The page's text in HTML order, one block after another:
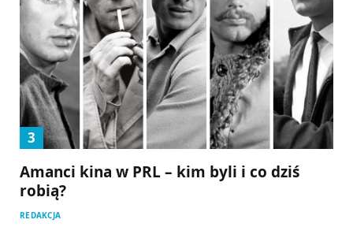
Amanci kina w PRL – kim byli i co dziś
robią?
REDAKCJA